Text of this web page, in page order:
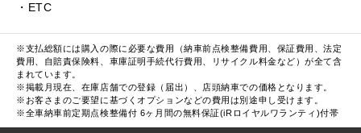
・ETC
※支払総額には購入の際に必要な費用（納車前点検整備費用、保証費用、法定
費用、自賠責保険料、車庫証明手続代行費用、リサイクル料金など）が全て含
まれています。
※掲載月現在、在庫店舗での登録（届出）、店頭納車での価格となります。
※お客さまのご要望に基づくオプションなどの費用は別途申し受けます。
※全車納車前定期点検整備付 6ヶ月間の無料保証(iRロイヤルワランティ)付帯